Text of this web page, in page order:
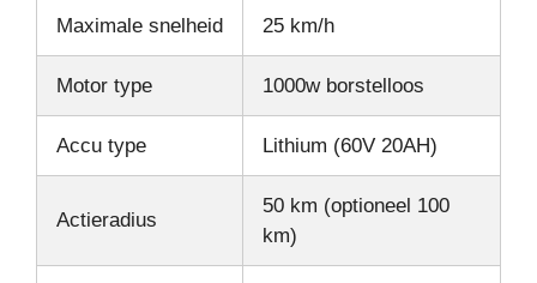
Maximale snelheid 25 km/h
Motor type 1000w borstelloos
Accu type Lithium (60V 20AH)
Actieradius
50 km (optioneel 100
km)